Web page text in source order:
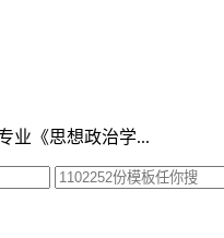
业《思想政治学...